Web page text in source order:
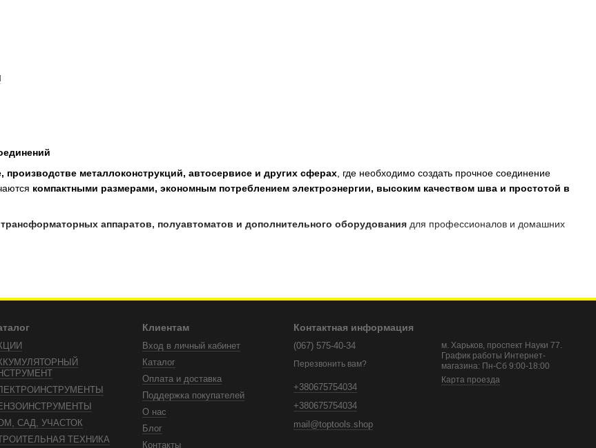
производстве металлоконструкций, автосервисе и других сферах , где необходимо создать прочное соединение
компактными размерами, экономным потреблением электроэнергии, высоким качеством шва и простотой в
аппаратов, полуавтоматов и дополнительного оборудования для профессионалов и домашних
сварки стали, алюминия, нержавейки.
шва.
металлами.
излучения.
САД, УЧАСТОК
ТЕХНИКА
Клиентам
Вход в личный кабинет
Каталог
Оплата и доставка
Поддержка покупателей
О нас
Блог
Контакты
Контактная информация
(067) 575-40-34
Перезвонить вам?
+380675754034
+380675754034
mail@toptools.shop
м. Харьков, проспект Науки 77.
График работы Интернет-
магазина: Пн-Сб 9:00-18:00
Карта проезда